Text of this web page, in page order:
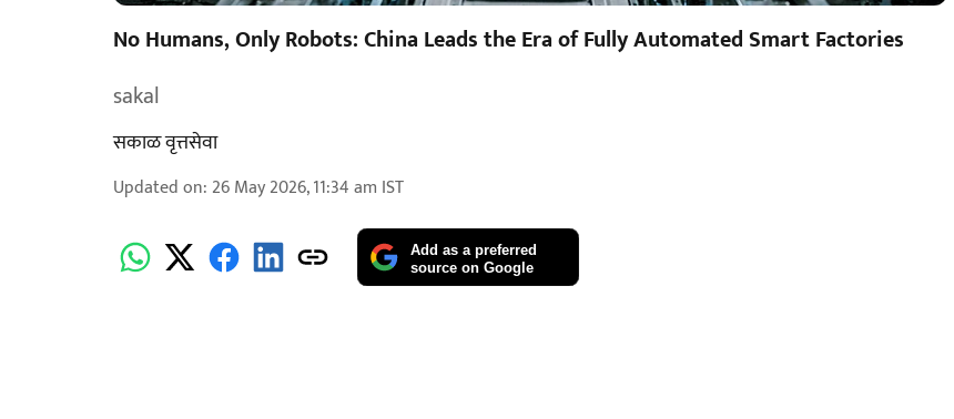
No Humans, Only Robots: China Leads the Era of Fully Automated Smart Factories
sakal
सकाळ वृत्तसेवा
Updated on: 26 May 2026, 11:34 am IST
Add as a preferred
source on Google